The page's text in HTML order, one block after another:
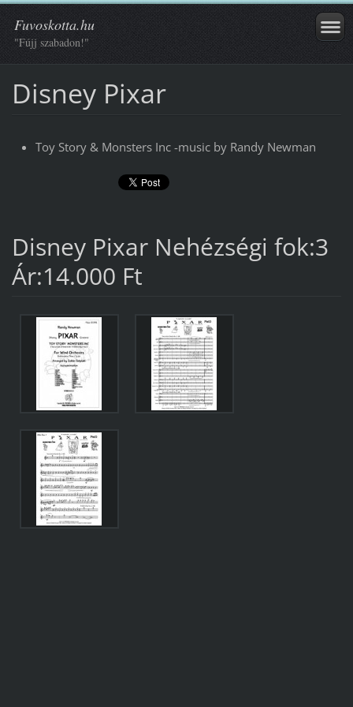
Fuvoskotta.hu
"Fújj szabadon!"
Disney Pixar
Toy Story & Monsters Inc -music by Randy Newman
Disney Pixar Nehézségi fok:3
Ár:14.000 Ft